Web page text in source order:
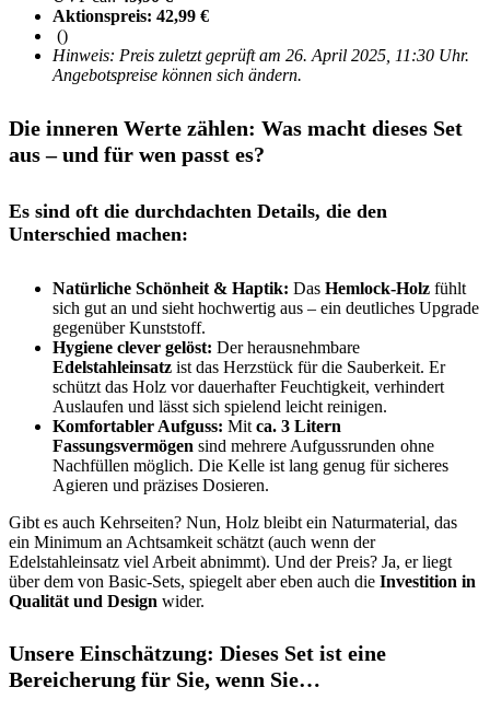
Aktionspreis: 42,99 €
()
Hinweis: Preis zuletzt geprüft am 26. April 2025, 11:30 Uhr.
Angebotspreise können sich ändern.
Die inneren Werte zählen: Was macht dieses Set
aus – und für wen passt es?
Es sind oft die durchdachten Details, die den
Unterschied machen:
Natürliche Schönheit & Haptik: Das Hemlock-Holz fühlt
sich gut an und sieht hochwertig aus – ein deutliches Upgrade
gegenüber Kunststoff.
Hygiene clever gelöst: Der herausnehmbare
Edelstahleinsatz ist das Herzstück für die Sauberkeit. Er
schützt das Holz vor dauerhafter Feuchtigkeit, verhindert
Auslaufen und lässt sich spielend leicht reinigen.
Komfortabler Aufguss: Mit ca. 3 Litern
Fassungsvermögen sind mehrere Aufgussrunden ohne
Nachfüllen möglich. Die Kelle ist lang genug für sicheres
Agieren und präzises Dosieren.
Gibt es auch Kehrseiten? Nun, Holz bleibt ein Naturmaterial, das
ein Minimum an Achtsamkeit schätzt (auch wenn der
Edelstahleinsatz viel Arbeit abnimmt). Und der Preis? Ja, er liegt
über dem von Basic-Sets, spiegelt aber eben auch die Investition in
Qualität und Design wider.
Unsere Einschätzung: Dieses Set ist eine
Bereicherung für Sie, wenn Sie…